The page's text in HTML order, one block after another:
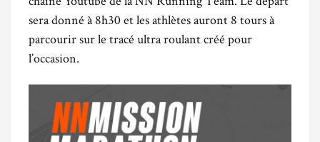
sera donné à 8h30 et les athlètes auront 8 tours à
parcourir sur le tracé ultra roulant créé pour
l’occasion.